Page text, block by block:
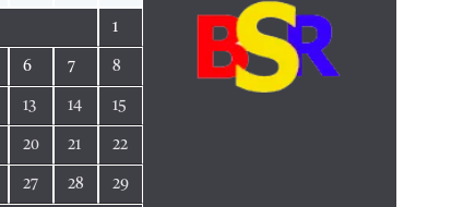
1
6 7 8
13 14 15
20 21 22
27 28 29